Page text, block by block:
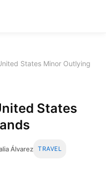
States Minor Outlying
States
Álvarez TRAVEL